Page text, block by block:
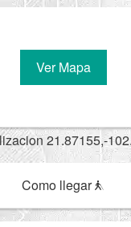
Ver Mapa
21.87155,-
Como llegar